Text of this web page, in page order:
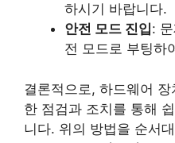
하시기 바랍니다.
안전 모드 진입:
전 모드로 부팅하
결론적으로, 하드웨어
한 점검과 조치를 통해
니다. 위의 방법을 순서